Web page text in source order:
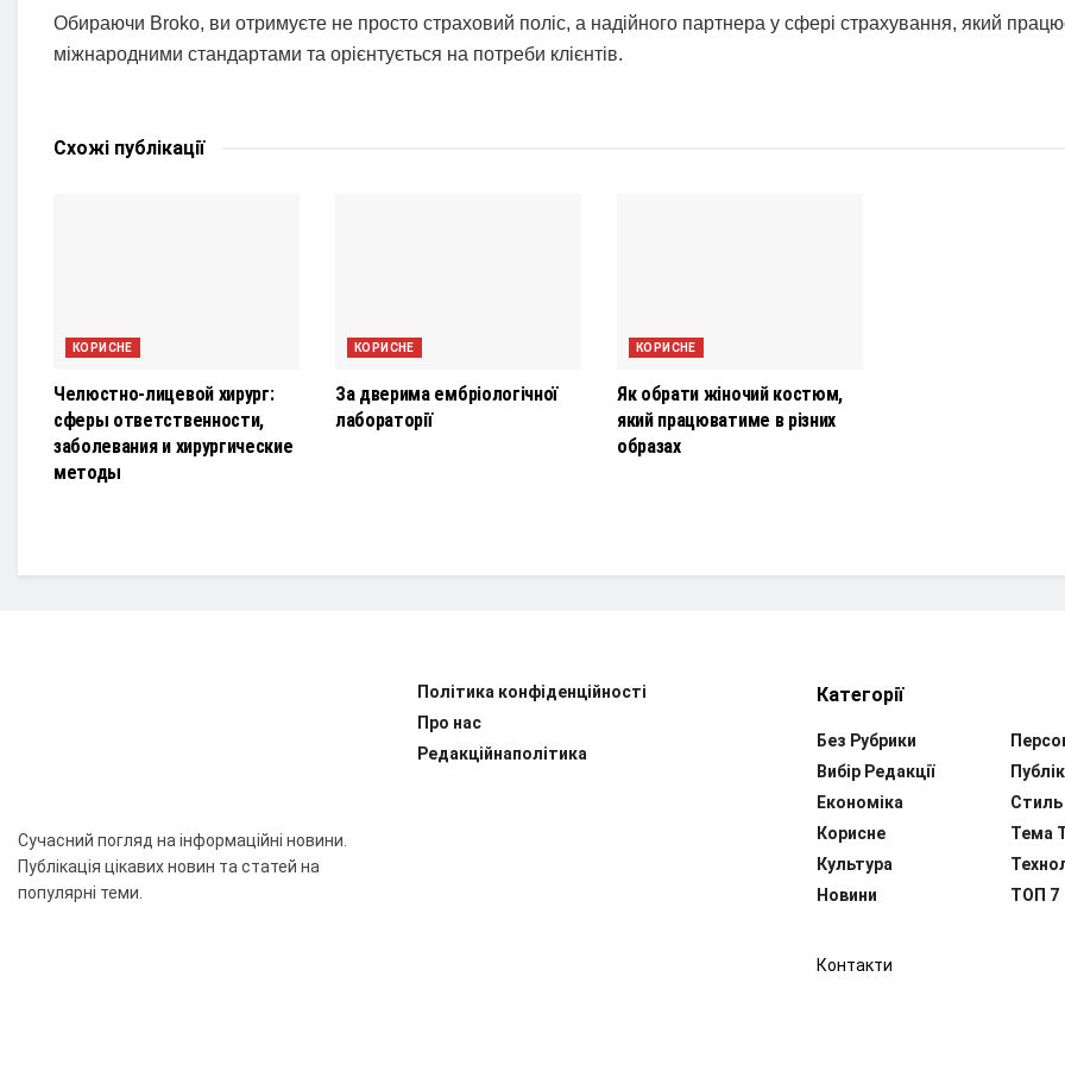
Обираючи Broko, ви отримуєте не просто страховий поліс, а надійного партнера у сфері страхування, який
міжнародними стандартами та орієнтується на потреби клієнтів.
Схожі публікації
КОРИСНЕ
Челюстно-лицевой хирург:
сферы ответственности,
заболевания и хирургические
методы
КОРИСНЕ
За дверима ембріологічної
лабораторії
КОРИСНЕ
Як обрати жіночий костюм,
який працюватиме в різних
образах
Сучасний погляд на інформаційні новини.
Публікація цікавих новин та статей на
популярні теми.
Політика конфіденційності
Про нас
Редакційнаполітика
Категорії
Без Рубрики
Вибір Редакції
Економіка
Корисне
Культура
Новини
Тема
ТОП 7
Контакти